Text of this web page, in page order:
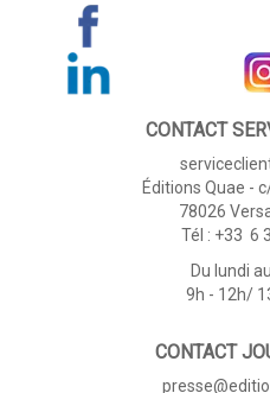
CONTACT
Éditions Quae -
78026
Tél : +33 6
Du lundi
9h - 12h/
CONTACT